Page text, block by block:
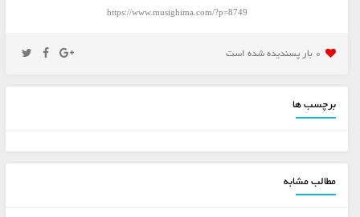
https://www.musighima.com/?p=8749
0 بار پسنديده شده است
برچسب ها
مطالب مشابه